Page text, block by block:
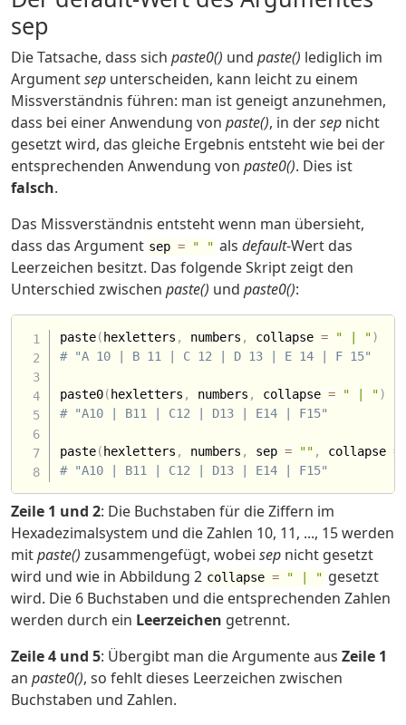
sep
Die Tatsache, dass sich paste0() und paste() lediglich im
Argumentsep unterscheiden, kann leicht zu einem
Missverständnis führen: man ist geneigt anzunehmen,
dass bei einer Anwendung von paste(), in dersep nicht
gesetzt wird, das gleiche Ergebnis entsteht wie bei der
entsprechenden Anwendung von paste0(). Dies ist
falsch.
Das Missverständnis entsteht wenn man übersieht,
dass das Argument sep= " " als default-Wert das
Leerzeichen besitzt. Das folgende Skript zeigt den
Unterschied zwischen paste() und paste0():
paste( hexletters , numbers , collapse = " | ")
# "A 10 | B 11 | C 12 | D 13 | E 14 | F 15"
paste0( hexletters , numbers , collapse = " | ")
# "A10 | B11 | C12 | D13 | E14 | F15"
paste( hexletters , numbers , sep = "" , collapse =
# "A10 | B11 | C12 | D13 | E14 | F15"
Zeile 1 und 2: Die Buchstaben für die Ziffern im
Hexadezimalsystem und die Zahlen 10, 11, ..., 15 werden
mitpaste() zusammengefügt, wobei sep nicht gesetzt
wird und wie in Abbildung 2 collapse= " | " gesetzt
wird. Die 6 Buchstaben und die entsprechenden Zahlen
werden durch ein Leerzeichen getrennt.
Zeile 4 und 5: Übergibt man die Argumente aus Zeile 1
an paste0(), so fehlt dieses Leerzeichen zwischen
Buchstaben und Zahlen.